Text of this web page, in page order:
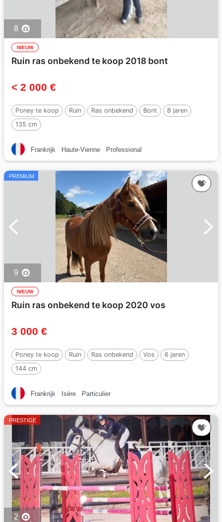
8
NIEUW
Ruin ras onbekend te koop 2018 bont
< 2 000 €
Poney te koop Ruin Ras onbekend Bont
8 jaren
135 cm
Frankrijk Haute-Vienne Professional
PREMIUM
9
NIEUW
Ruin ras onbekend te koop 2020 vos
3 000 €
Poney te koop Ruin Ras onbekend Vos
6 jaren
144 cm
Frankrijk Isère Particulier
PRESTIGE
2